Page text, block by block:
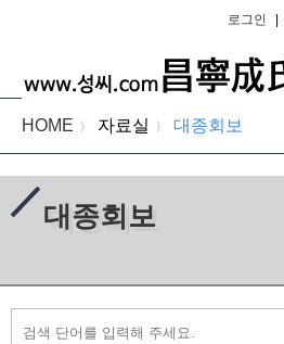
로그인
HOME 〉 자료실 〉 대종회보
대종회보